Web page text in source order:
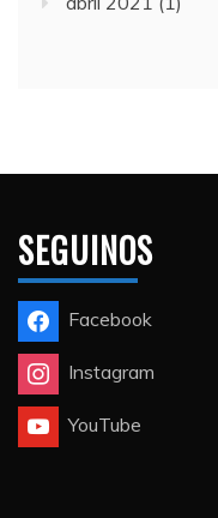
SEGUINOS
Facebook
Instagram
YouTube